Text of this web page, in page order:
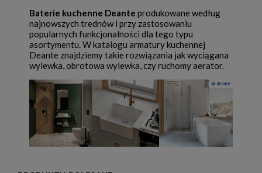
Baterie kuchenne Deante produkowane według
najnowszych trednów i przy zastosowaniu
popularnych funkcjonalności dla tego typu
asortymentu. W katalogu armatury kuchennej
Deante znajdziemy takie rozwiązania jak wyciągana
wylewka, obrotowa wylewka, czy ruchomy aerator.